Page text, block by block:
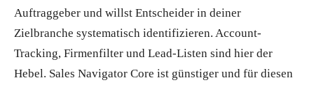
Auftraggeber und willst Entscheider in deiner
Zielbranche systematisch identifizieren. Account-
Tracking, Firmenfilter und Lead-Listen sind hier der
Hebel. Sales Navigator Core ist günstiger und für diesen